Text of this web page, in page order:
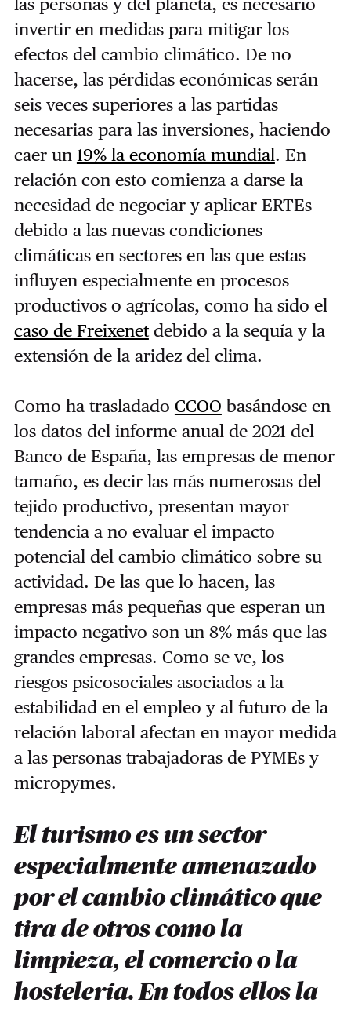
invertir en medidas para mitigar los
efectos del cambio climático. De no
hacerse, las pérdidas económicas serán
seis veces superiores a las partidas
necesarias para las inversiones, haciendo
caer un 19% la economía mundial. En
relación con esto comienza a darse la
necesidad de negociar y aplicar ERTEs
debido a las nuevas condiciones
climáticas en sectores en las que estas
influyen especialmente en procesos
productivos o agrícolas, como ha sido el
caso de Freixenet debido a la sequía y la
extensión de la aridez del clima.
Como ha trasladado CCOO basándose en
los datos del informe anual de 2021 del
Banco de España, las empresas de menor
tamaño, es decir las más numerosas del
tejido productivo, presentan mayor
tendencia a no evaluar el impacto
potencial del cambio climático sobre su
actividad. De las que lo hacen, las
empresas más pequeñas que esperan un
impacto negativo son un 8% más que las
grandes empresas. Como se ve, los
riesgos psicosociales asociados a la
estabilidad en el empleo y al futuro de la
relación laboral afectan en mayor medida
a las personas trabajadoras de PYMEs y
micropymes.
El turismo es un sector
especialmente amenazado
por el cambio climático que
tira de otros como la
limpieza, el comercio o la
hostelería. En todos ellos la